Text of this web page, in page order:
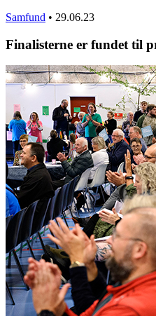
Samfund • 29.06.23
Finalisterne er fundet til